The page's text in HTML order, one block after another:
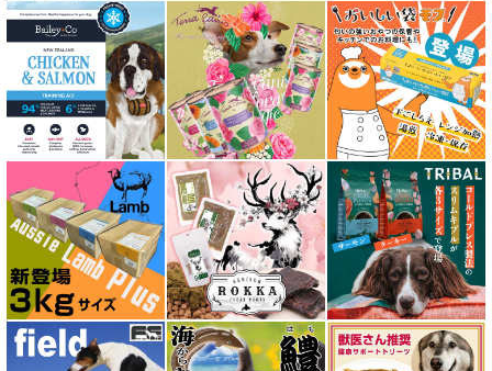
アニモンダ ANIMONDA
アマノヴァ Amanova
アルモネイチャー almo nature
アンブロシア AMBROSIA
アートゥー AATU
アーテミス ARTEMIS
イティ iti
ウェルネス ヘルシーバランス